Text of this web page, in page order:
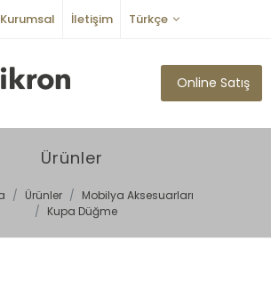
Kurumsal İletişim Türkçe
Online Satış
Ürünler
Ürünler
Mobilya Aksesuarları
Kupa Düğme